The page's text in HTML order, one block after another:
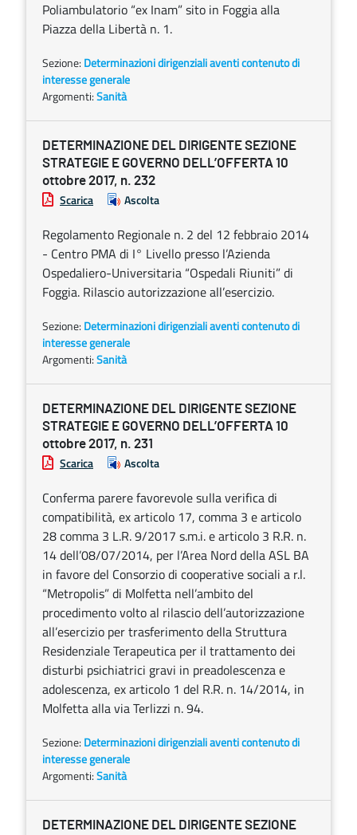
Poliambulatorio “ex Inam” sito in Foggia alla
Piazza della Libertà n. 1.
Sezione: Determinazioni dirigenziali aventi contenuto di
interesse generale
Argomenti:Sanità
DETERMINAZIONE DEL DIRIGENTE SEZIONE
STRATEGIE E GOVERNO DELL’OFFERTA 10
ottobre 2017, n. 232
Scarica Ascolta
Regolamento Regionale n. 2 del 12 febbraio 2014
- Centro PMA di I° Livello presso l’Azienda
Ospedaliero-Universitaria “Ospedali Riuniti” di
Foggia. Rilascio autorizzazione all’esercizio.
Sezione: Determinazioni dirigenziali aventi contenuto di
interesse generale
Argomenti:Sanità
DETERMINAZIONE DEL DIRIGENTE SEZIONE
STRATEGIE E GOVERNO DELL’OFFERTA 10
ottobre 2017, n. 231
Scarica Ascolta
Conferma parere favorevole sulla verifica di
compatibilità, ex articolo 17, comma 3 e articolo
28 comma 3 L.R. 9/2017 s.m.i. e articolo 3 R.R. n.
14 dell’08/07/2014, per l’Area Nord della ASL BA
in favore del Consorzio di cooperative sociali a r.l.
“Metropolis” di Molfetta nell’ambito del
procedimento volto al rilascio dell’autorizzazione
all’esercizio per trasferimento della Struttura
Residenziale Terapeutica per il trattamento dei
disturbi psichiatrici gravi in preadolescenza e
adolescenza, ex articolo 1 del R.R. n. 14/2014, in
Molfetta alla via Terlizzi n. 94.
Sezione: Determinazioni dirigenziali aventi contenuto di
interesse generale
Argomenti:Sanità
DETERMINAZIONE DEL DIRIGENTE SEZIONE